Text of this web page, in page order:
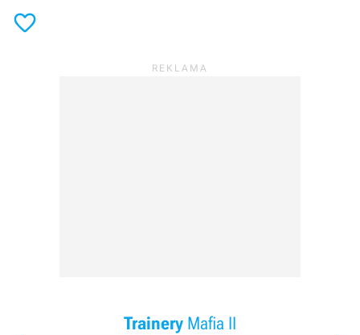

Trainery Mafia II